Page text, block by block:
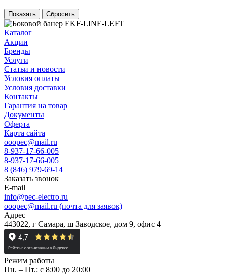
Сбросить
Каталог
Акции
Бренды
Услуги
Статьи и новости
Условия оплаты
Условия доставки
Контакты
Гарантия на товар
Документы
Оферта
Карта сайта
ooopec@mail.ru
8-937-17-66-005
8-937-17-66-005
8 (846) 979-69-14
Заказать звонок
E-mail
info@pec-electro.ru
ooopec@mail.ru (почта для заявок)
Адрес
443022, г Самара, ш Заводское, дом 9, офис 4
Режим работы
Пн. – Пт.: с 8:00 до 20:00